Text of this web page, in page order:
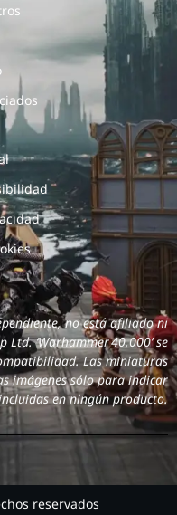
no está afiliado ni
‘Warhammer 40,000’ se
Las miniaturas
imágenes sólo para indicar
en ningún producto.
reservados